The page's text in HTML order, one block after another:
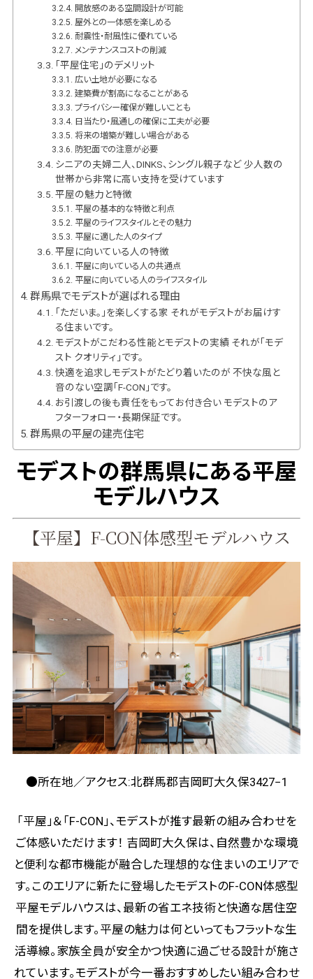
開放感のある空間設計が可能
屋外との一体感を楽しめる
耐震性・耐風性に優れている
メンテナンスコストの削減
「平屋住宅」のデメリット
広い土地が必要になる
建築費が割高になることがある
プライバシー確保が難しいことも
日当たり・風通しの確保に工夫が必要
将来の増築が難しい場合がある
防犯面での注意が必要
シニアの夫婦二人、DINKS、シングル親子など 少人数の
世帯から非常に高い支持を受けています
平屋の魅力と特徴
平屋の基本的な特徴と利点
平屋のライフスタイルとその魅力
平屋に適した人のタイプ
平屋に向いている人の特徴
平屋に向いている人の共通点
平屋に向いている人のライフスタイル
群馬県でモデストが選ばれる理由
「ただいま。」を楽しくする家 それがモデストがお届けす
る住まいです。
モデストがこだわる性能とモデストの実績 それが「モデ
スト クオリティ」です。
快適を追求しモデストがたどり着いたのが 不快な風と
音のない空調「F-CON」です。
お引渡しの後も責任をもってお付き合い モデストのア
フターフォロー・長期保証です。
群馬県の平屋の建売住宅
モデストの群馬県にある平屋
モデルハウス
【平屋】F-CON体感型モデルハウス
●所在地／アクセス:北群馬郡吉岡町大久保3427−1
「平屋」＆「F-CON」、モデストが推す最新の組み合わせを
ご体感いただけます！ 吉岡町大久保は、自然豊かな環境
と便利な都市機能が融合した理想的な住まいのエリアで
す。このエリアに新たに登場したモデストのF-CON体感型
平屋モデルハウスは、最新の省エネ技術と快適な居住空
間を提供します。平屋の魅力は何といってもフラットな生
活導線。家族全員が安全かつ快適に過ごせる設計が施さ
れています。モデストが今一番おすすめしたい組み合わせ